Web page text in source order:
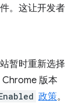
。这让开发者
暂时重新选择
版本
政策。